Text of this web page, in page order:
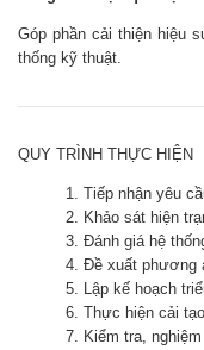
Góp phần cải thiện hiệu
thống kỹ thuật.
QUY TRÌNH THỰC HIỆN
Tiếp nhận yêu
Khảo sát hiện
Đánh giá hệ
Đề xuất phương
Lập kế hoạch
Thực hiện cải
Kiểm tra,